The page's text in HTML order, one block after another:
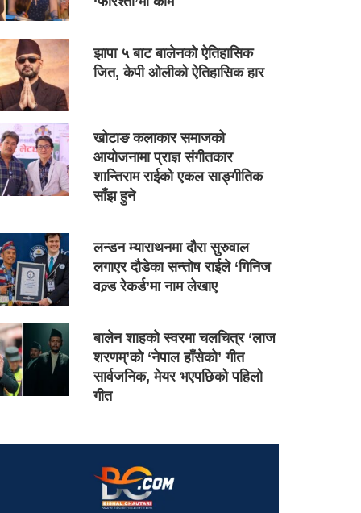
झापा ५ बाट बालेनको ऐतिहासिक
जित, केपी ओलीको ऐतिहासिक हार
खोटाङ कलाकार समाजको
आयोजनामा प्राज्ञ संगीतकार
शान्तिराम राईको एकल साङ्गीतिक
साँझ हुने
लन्डन म्याराथनमा दौरा सुरुवाल
लगाएर दौडेका सन्तोष राईले ‘गिनिज
वल्र्ड रेकर्ड’मा नाम लेखाए
बालेन शाहको स्वरमा चलचित्र ‘लाज
शरणम्’को ‘नेपाल हाँसेको’ गीत
सार्वजनिक, मेयर भएपछिको पहिलो
गीत